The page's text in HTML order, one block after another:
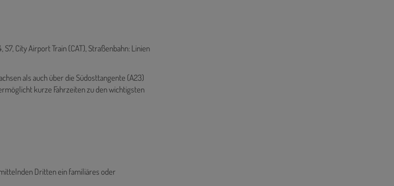
S7, City Airport Train (CAT), Straßenbahn: Linien
als auch über die Südosttangente (A23)
kurze Fahrzeiten zu den wichtigsten
Dritten ein familiäres oder